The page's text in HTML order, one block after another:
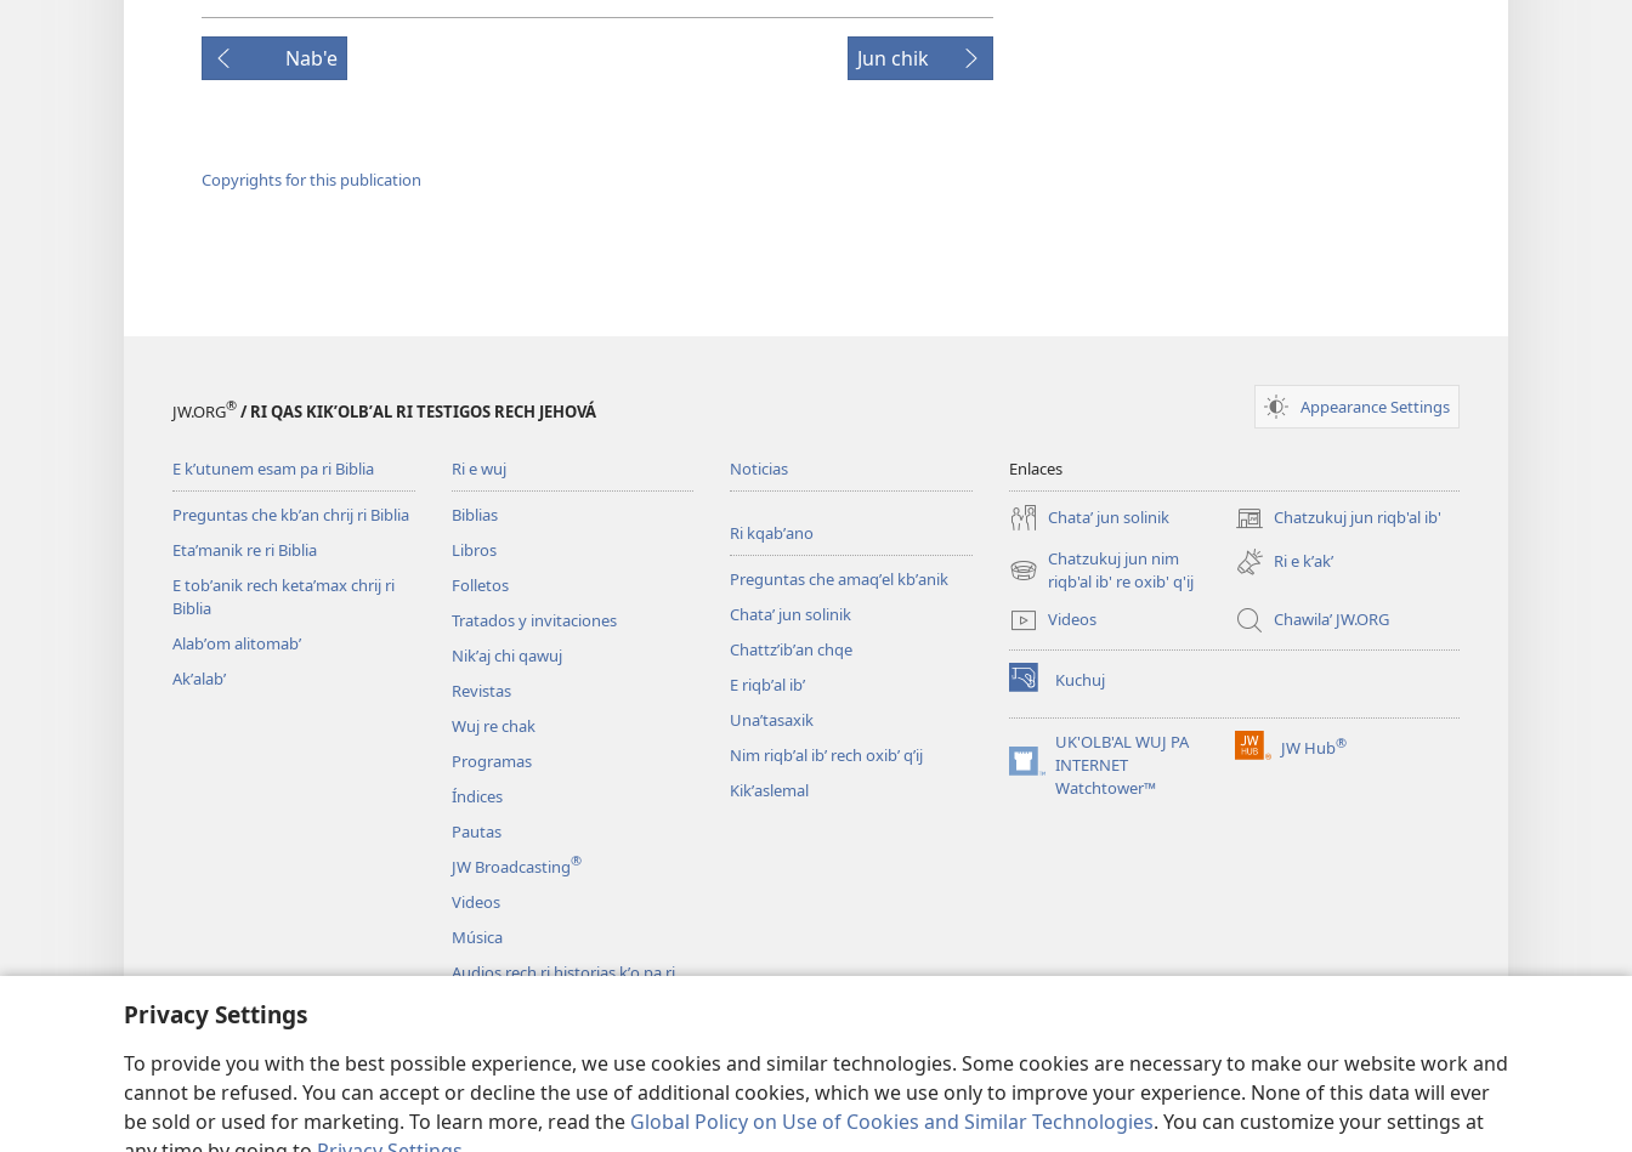
Privacy Settings
To provide you with the best possible experience, we use cookies and similar technologies. Some cookies are necessary to make our website work and
cannot be refused. You can accept or decline the use of additional cookies, which we use only to improve your experience. None of this data will ever
be sold or used for marketing. To learn more, read the Global Policy on Use of Cookies and Similar Technologies. You can customize your settings at
Nab'e Jun chik
Copyrights for this publication
JW.ORG® / RI QAS KIKʼOLBʼAL RI TESTIGOS RECH JEHOVÁ Appearance Settings
E kʼutunem esam pa ri Biblia
Preguntas che kbʼan chrij ri Biblia
Etaʼmanik re ri Biblia
E tobʼanik rech ketaʼmax chrij ri
Biblia
Alabʼom alitomabʼ
Akʼalabʼ
Ri e wuj
Biblias
Libros
Folletos
Tratados y invitaciones
Nikʼaj chi qawuj
Revistas
Wuj re chak
Programas
Índices
Pautas
JW Broadcasting®
Videos
Música
Audios rech ri historias kʼo pa ri
dramatizadas
Noticias
Ri kqabʼano
Preguntas che amaqʼel kbʼanik
Chataʼ jun solinik
Chattzʼibʼan chqe
E riqbʼal ibʼ
Unaʼtasaxik
Nim riqbʼal ibʼ rech oxibʼ qʼij
Kikʼaslemal
Enlaces
Chataʼ jun solinik Chatzukuj jun riqb'al ib'
(opens
new
window)
Chatzukuj jun nim
riqb'al ib' re oxib' q'ij
(opens
window)
Ri e kʼakʼ
Videos Chawilaʼ JW.ORG
Kuchuj
(opens
new
window)UK'OLB'AL WUJ PA
INTERNET
Watchtower™
(opens
JW Hub®
(opens